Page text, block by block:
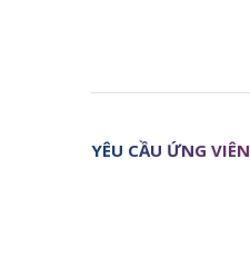
YÊU CẦU ỨNG VIÊN